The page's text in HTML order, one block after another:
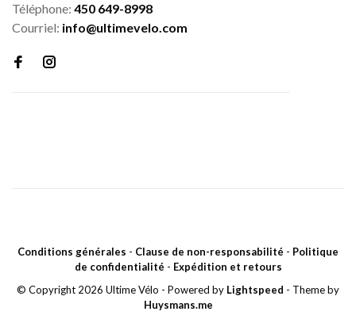
Téléphone: 450 649-8998
Courriel: info@ultimevelo.com
Conditions générales - Clause de non-responsabilité - Politique
de confidentialité - Expédition et retours
© Copyright 2026 Ultime Vélo - Powered by Lightspeed - Theme by
Huysmans.me